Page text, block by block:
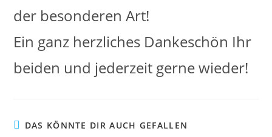
der besonderen Art!
Ein ganz herzliches Dankeschön Ihr
beiden und jederzeit gerne wieder!
DAS KÖNNTE DIR AUCH GEFALLEN